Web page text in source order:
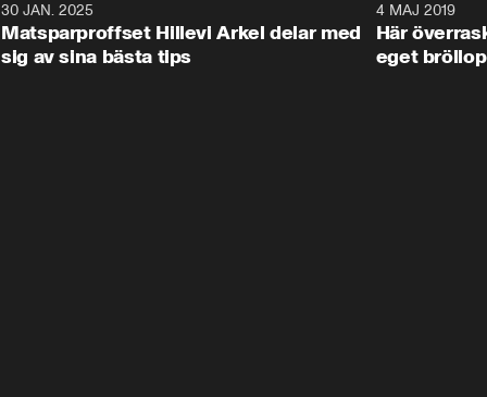
30 JAN. 2025
Matsparproffset Hillevi Arkel delar med
sig av sina bästa tips
4 MAJ 2019
Här
eget bröllop